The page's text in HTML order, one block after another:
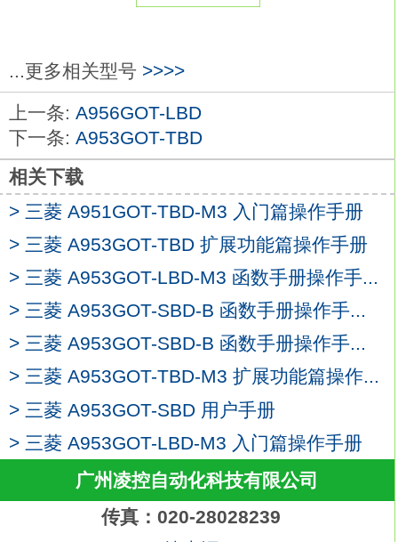
显示屏：TFT彩色三菱A953GOT-TBD-
M3。
面板颜色：黑。
电源类型：AC100~240V。
通迅接口：CC-Link IE现场网络通讯模块套
装。
低价位的中端型号 A953GOT-TBD-M3
GT25标准支持SD存储卡及标准搭载以太
网、RS-232、RS-422/485、USB
即使在日志、脚本、报警、软元件数据传送
等高负载处理期间，也能实现流畅的画面操
作。
可通过GOT，对FA机器进行编程、启动和
调整等操作，
省去了打开控制柜、更换电缆的麻烦三菱
A953GOT-TBD-M3。
1、USB接口:USB device机器(USB Mini-B)
...更多相关型号 >>>>
上一条: A956GOT-LBD
下一条: A953GOT-TBD
相关下载
> 三菱 A951GOT-TBD-M3 入门篇操作手册
> 三菱 A953GOT-TBD 扩展功能篇操作手册
> 三菱 A953GOT-LBD-M3 函数手册操作手...
> 三菱 A953GOT-SBD-B 函数手册操作手...
> 三菱 A953GOT-SBD-B 函数手册操作手...
> 三菱 A953GOT-TBD-M3 扩展功能篇操作...
> 三菱 A953GOT-SBD 用户手册
> 三菱 A953GOT-LBD-M3 入门篇操作手册
广州凌控自动化科技有限公司
传真：020-28028239